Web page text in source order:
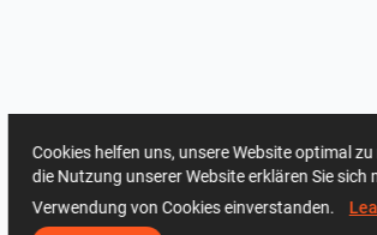
Cookies helfen uns, unsere Website optimal
die Nutzung unserer Website erklären Sie sich
Verwendung von Cookies einverstanden.